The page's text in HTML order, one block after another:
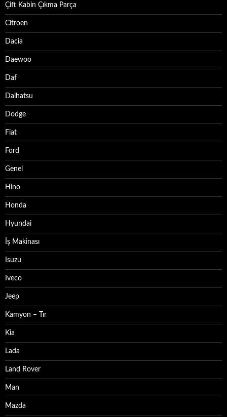
Çift Kabin Çıkma Parça
Citroen
Dacia
Daewoo
Daf
Daihatsu
Dodge
Fiat
Ford
Genel
Hino
Honda
Hyundai
İş Makinası
Isuzu
Iveco
Jeep
Kamyon – Tır
Kia
Lada
Land Rover
Man
Mazda